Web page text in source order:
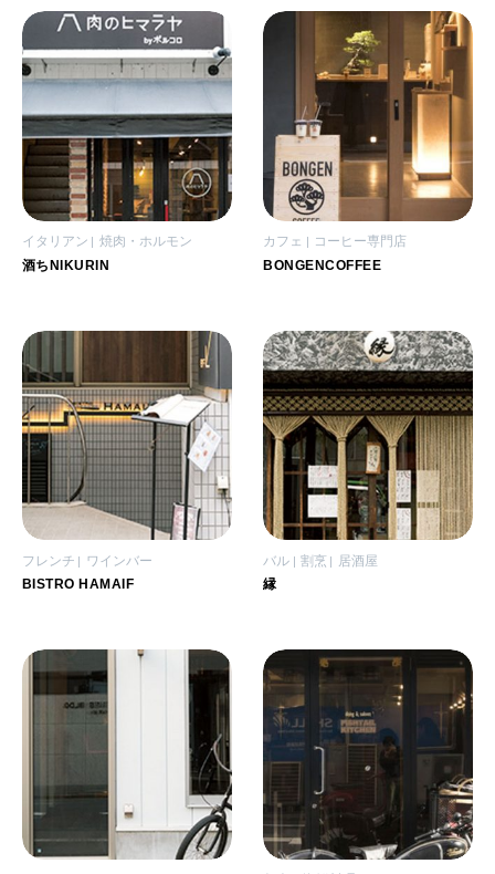
イタリアン 焼肉・ホルモン
酒ちNIKURIN
カフェ コーヒー専門店
BONGENCOFFEE
フレンチ ワインバー
BISTRO HAMAIF
バル 割烹 居酒屋
縁